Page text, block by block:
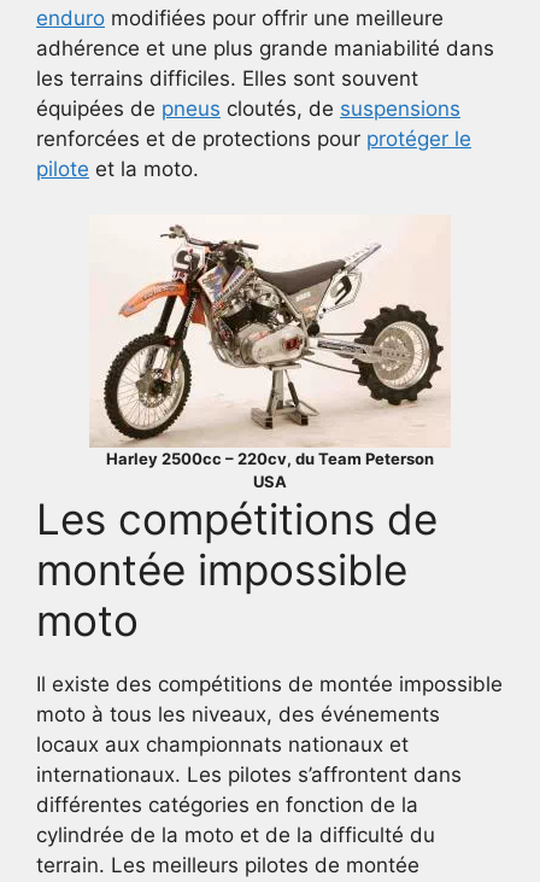
enduro modifiées pour offrir une meilleure
adhérence et une plus grande maniabilité dans
les terrains difficiles. Elles sont souvent
équipées de pneus cloutés, de suspensions
renforcées et de protections pour protéger le
pilote et la moto.
Harley 2500cc – 220cv, du Team Peterson
USA
Les compétitions de
montée impossible
moto
Il existe des compétitions de montée impossible
moto à tous les niveaux, des événements
locaux aux championnats nationaux et
internationaux. Les pilotes s’affrontent dans
différentes catégories en fonction de la
cylindrée de la moto et de la difficulté du
terrain. Les meilleurs pilotes de montée